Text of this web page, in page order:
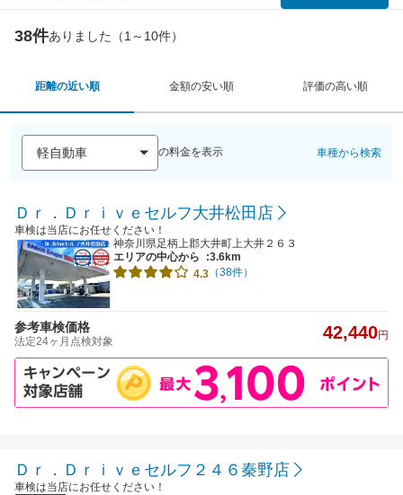
38件ありました（1～10件）
距離の近い順 金額の安い順 評価の高い順
の料金を表示 車種から検索
Ｄｒ．Ｄｒｉｖｅセルフ大井松田店
車検は当店にお任せください！
神奈川県足柄上郡大井町上大井２６３
エリアの中心から
:3.6km
4.3 （38件）
参考車検価格
法定24ヶ月点検対象 42,440円
Ｄｒ．Ｄｒｉｖｅセルフ２４６秦野店
車検は当店にお任せください！